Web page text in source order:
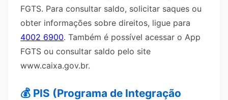
FGTS. Para consultar saldo, solicitar saques ou
obter informações sobre direitos, ligue para
4002 6900. Também é possível acessar o App
FGTS ou consultar saldo pelo site
www.caixa.gov.br.
💰 PIS (Programa de Integração